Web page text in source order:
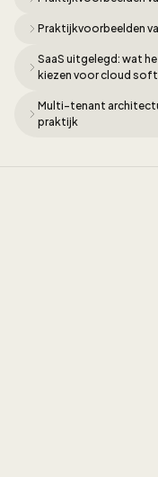
Praktijkvoorbeelden
SaaS uitgelegd: wat
kiezen voor cloud
Multi-tenant
praktijk